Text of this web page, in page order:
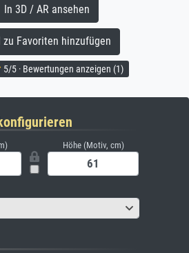
In 3D / AR ansehen
Favoriten hinzufügen
5/5 · Bewertungen anzeigen (1)
Höhe (Motiv, cm)